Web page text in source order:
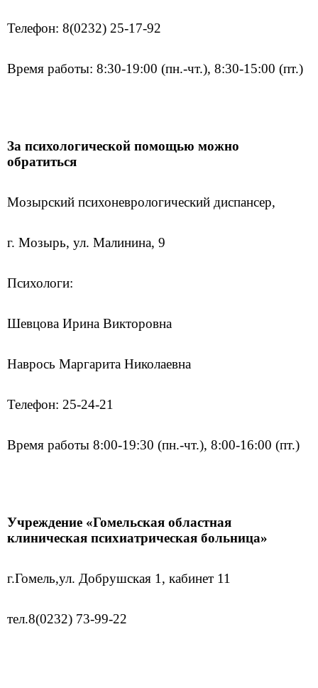
Телефон: 8(0232) 25-17-92
Время работы: 8:30-19:00 (пн.-чт.), 8:30-15:00 (пт.)
За психологической помощью можно
обратиться
Мозырский психоневрологический диспансер,
г. Мозырь, ул. Малинина, 9
Психологи:
Шевцова Ирина Викторовна
Наврось Маргарита Николаевна
Телефон: 25-24-21
Время работы 8:00-19:30 (пн.-чт.), 8:00-16:00 (пт.)
Учреждение «Гомельская областная
клиническая психиатрическая больница»
г.Гомель,ул. Добрушская 1, кабинет 11
тел.8(0232) 73-99-22